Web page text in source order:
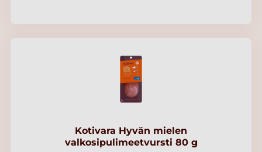
Kotivara Hyvän mielen
valkosipulimeetvursti 80 g